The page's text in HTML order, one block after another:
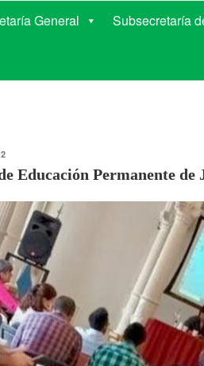
General Subsecretaría
Educación Permanente de